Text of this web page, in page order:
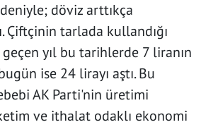
döviz arttıkça
Çiftçinin tarlada kullandığı
yıl bu tarihlerde 7 liranın
ise 24 lirayı aştı. Bu
AK Parti'nin üretimi
ve ithalat odaklı ekonomi